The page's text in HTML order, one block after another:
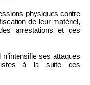
physiques contre
de leur matériel,
arrestations et des
n’intensifie ses attaques
à la suite des